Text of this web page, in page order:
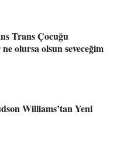
Trans Çocuğu
olursa olsun seveceğim
Williams’tan Yeni